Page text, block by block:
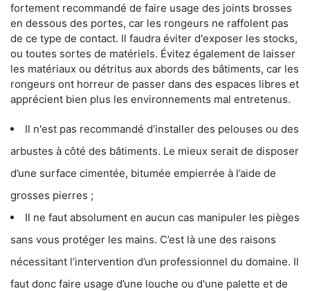
fortement recommandé de faire usage des joints brosses
en dessous des portes, car les rongeurs ne raffolent pas
de ce type de contact. Il faudra éviter d'exposer les stocks,
ou toutes sortes de matériels. Évitez également de laisser
les matériaux ou détritus aux abords des bâtiments, car les
rongeurs ont horreur de passer dans des espaces libres et
apprécient bien plus les environnements mal entretenus.
Il n'est pas recommandé d’installer des pelouses ou des
arbustes à côté des bâtiments. Le mieux serait de disposer
d’une surface cimentée, bitumée empierrée à l’aide de
grosses pierres ;
Il ne faut absolument en aucun cas manipuler les pièges
sans vous protéger les mains. C’est là une des raisons
nécessitant l’intervention d’un professionnel du domaine. Il
faut donc faire usage d’une louche ou d'une palette et de